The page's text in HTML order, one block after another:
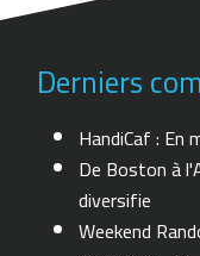
Derniers
HandiCaf : En
De Boston à
diversifie
Weekend